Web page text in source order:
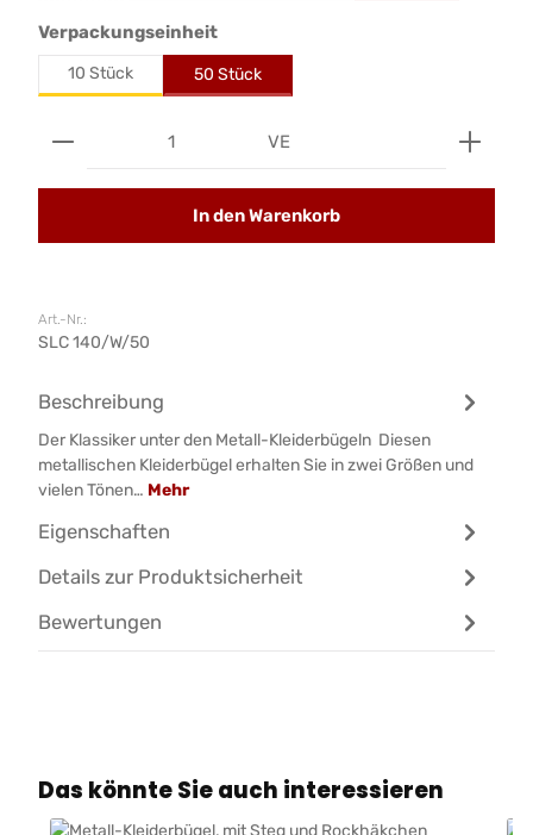
Verpackungseinheitauswählen
10 Stück 50 Stück
Produkt Anzahl: Gib den gewünschten Wert
VE
In den Warenkorb
Art.-Nr.:
SLC 140/W/50
Beschreibung
Der Klassiker unter den Metall-Kleiderbügeln Diesen
metallischen Kleiderbügel erhalten Sie in zwei Größen und
vielen Tönen… Mehr
Eigenschaften
Details zur Produktsicherheit
Bewertungen
Produktgalerie überspringen
Das könnte Sie auch interessieren